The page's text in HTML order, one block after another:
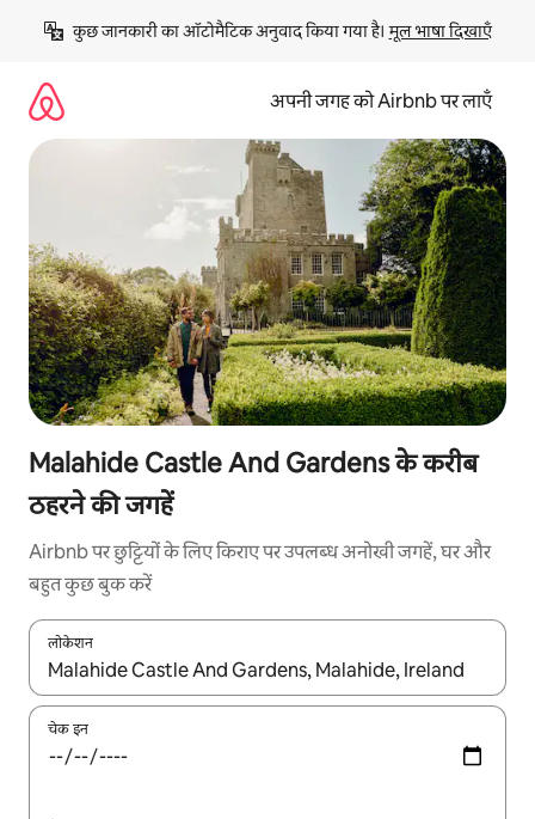
छोड़कर
कॉन्टेंट
कुछ जानकारी का ऑटोमैटिक अनुवाद किया गया है। मूल भाषा दिखाएँ
अपनी जगह को Airbnb पर लाएँ
Malahide Castle And Gardens के करीब
ठहरने की जगहें
Airbnb पर छुट्टियों के लिए किराए पर उपलब्ध अनोखी जगहें, घर और
बहुत कुछ बुक करें
लोकेशन
नतीजों के उपलब्ध होने पर, अप और डाउन 'ऐरो की' का इस्तेमाल करके नेविगेट
चेक इन